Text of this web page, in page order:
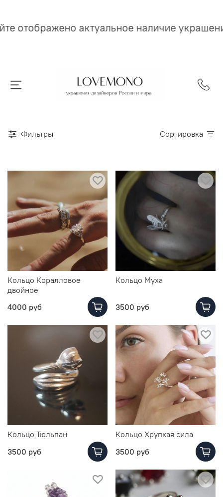
актуальное наличие украшений
Фильтры Сортировка
Кольцо Коралловое
двойное
4000 руб
Кольцо Муха
3500 руб
Кольцо Тюльпан
3500 руб
Кольцо Хрупкая сила
3500 руб